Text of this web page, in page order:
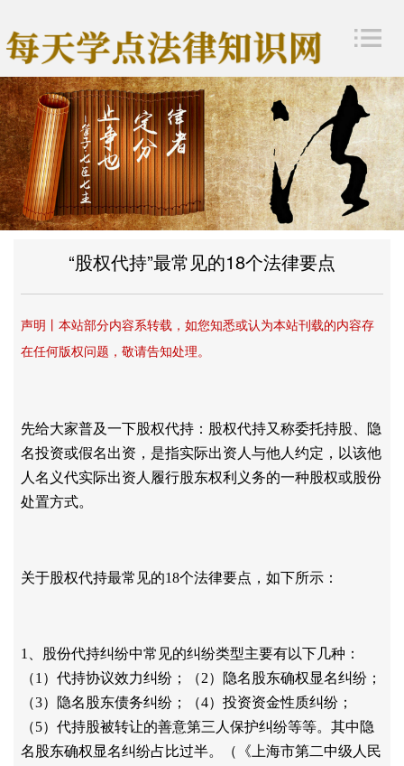
“股权代持”最常见的18个法律要点
声明丨本站部分内容系转载 ，如您知悉或认为本站刊载的内容存
在任何版权问题，敬请告知处理。
先给大家普及一下股权代持：股权代持又称委托持股、隐
名投资或假名出资，是指实际出资人与他人约定，以该他
人名义代实际出资人履行股东权利义务的一种股权或股份
处置方式。
关于股权代持最常见的18个法律要点，如下所示：
1、股份代持纠纷中常见的纠纷类型主要有以下几种：
（1）代持协议效力纠纷；（2）隐名股东确权显名纠纷；
（3）隐名股东债务纠纷；（4）投资资金性质纠纷；
（5）代持股被转让的善意第三人保护纠纷等等。其中隐
名股东确权显名纠纷占比过半。（《上海市第二中级人民